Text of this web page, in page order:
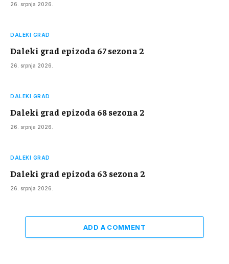
26. srpnja 2026.
DALEKI GRAD
Daleki grad epizoda 67 sezona 2
26. srpnja 2026.
DALEKI GRAD
Daleki grad epizoda 68 sezona 2
26. srpnja 2026.
DALEKI GRAD
Daleki grad epizoda 63 sezona 2
26. srpnja 2026.
ADD A COMMENT